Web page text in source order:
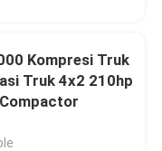
Kompresi Truk
Truk 4x2 210hp